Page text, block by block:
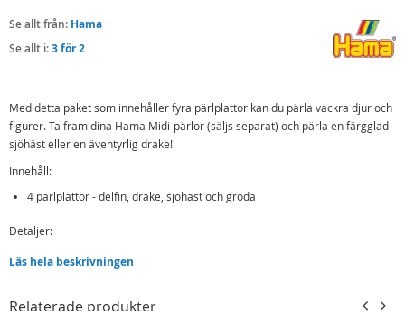
Se allt från: Hama
Se allt i:3 för 2
Med detta paket som innehåller fyra pärlplattor kan du pärla vackra djur och
figurer. Ta fram dina Hama Midi-pärlor (säljs separat) och pärla en färgglad
sjöhäst eller en äventyrlig drake!
Innehåll:
4 pärlplattor - delfin, drake, sjöhäst och groda
Detaljer:
Passar till Hama Midi pärlor
Läs hela beskrivningen
Relaterade produkter